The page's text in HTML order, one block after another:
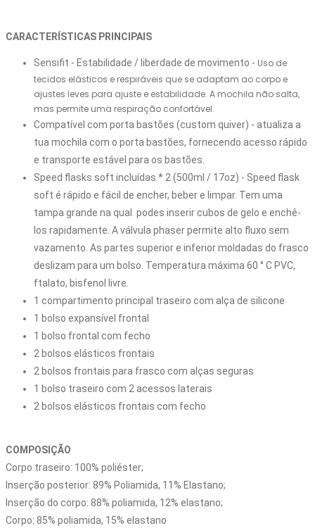
CARACTERÍSTICAS PRINCIPAIS
Sensifit - Estabilidade / liberdade de movimento - Uso de
tecidos elásticos e respiráveis ​​que se adaptam ao corpo e
ajustes leves para ajuste e estabilidade. A mochila não salta,
mas permite uma respiração confortável.
Compatível com porta bastões (custom quiver) - atualiza a
tua mochila com o porta bastões, fornecendo acesso rápido
e transporte estável para os bastões.
Speed ​​flasks soft incluídas * 2 (500ml / 17oz) - Speed ​​flask
soft é rápido e fácil de encher, beber e limpar. Tem uma
tampa grande na qual  podes inserir cubos de gelo e enchê-
los rapidamente. A válvula phaser permite alto fluxo sem
vazamento. As partes superior e inferior moldadas do frasco
deslizam para um bolso. Temperatura máxima 60 ° C PVC,
ftalato, bisfenol livre.
1 compartimento principal traseiro com alça de silicone
1 bolso expansível frontal
1 bolso frontal com fecho
2 bolsos elásticos frontais
2 bolsos frontais para frasco com alças seguras
1 bolso traseiro com 2 acessos laterais
2 bolsos elásticos frontais com fecho
COMPOSIÇÃO
Corpo traseiro: 100% poliéster;
Inserção posterior: 89% Poliamida, 11% Elastano;
Inserção do corpo: 88% poliamida, 12% elastano;
Corpo: 85% poliamida, 15% elastano